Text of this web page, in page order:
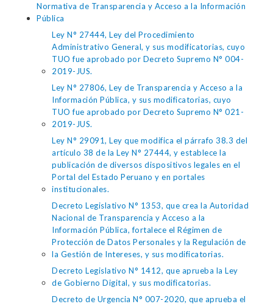
Normativa de Transparencia y Acceso a la Información
Pública
Ley N° 27444, Ley del Procedimiento
Administrativo General, y sus modificatorias, cuyo
TUO fue aprobado por Decreto Supremo N° 004-
2019-JUS.
Ley N° 27806, Ley de Transparencia y Acceso a la
Información Pública, y sus modificatorias, cuyo
TUO fue aprobado por Decreto Supremo N° 021-
2019-JUS.
Ley N° 29091, Ley que modifica el párrafo 38.3 del
artículo 38 de la Ley N° 27444, y establece la
publicación de diversos dispositivos legales en el
Portal del Estado Peruano y en portales
institucionales.
Decreto Legislativo N° 1353, que crea la Autoridad
Nacional de Transparencia y Acceso a la
Información Pública, fortalece el Régimen de
Protección de Datos Personales y la Regulación de
la Gestión de Intereses, y sus modificatorias.
Decreto Legislativo N° 1412, que aprueba la Ley
de Gobierno Digital, y sus modificatorias.
Decreto de Urgencia N° 007-2020, que aprueba el